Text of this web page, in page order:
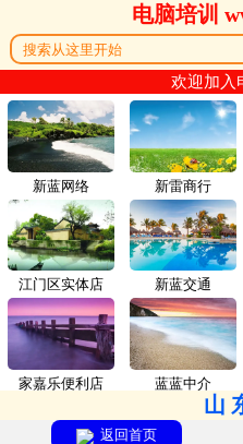
电脑培训
欢迎加入
新蓝网络 新雷商行
江门区实体店 新蓝交通
家嘉乐便利店 蓝蓝中介
山
返回首页